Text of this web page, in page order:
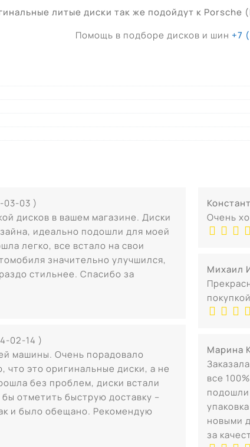
литые диски так же подойдут к
Помощь в подборе дисков и шин +7
03-03 )
дисков в вашем магазине. Диски
идеально подошли для моей
легко, все встало на свои
значительно улучшился,
стильнее. Спасибо за
02-14 )
машины. Очень порадовало
что это оригинальные диски, а не
без проблем, диски встали
отметить быструю доставку –
и было обещано. Рекомендую
Очень
Михаил
Марина
все
новыми
за